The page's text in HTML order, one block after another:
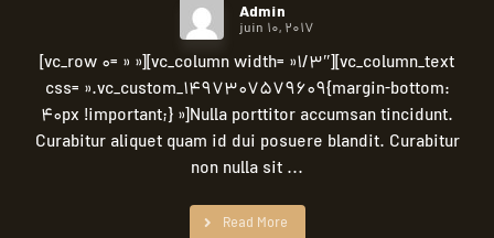
Admin
juin 10, 2017
[vc_row 0= » »][vc_column width= »1/3″][vc_column_text
css= ».vc_custom_1497307579609{margin-bottom:
40px !important;} »]Nulla porttitor accumsan tincidunt.
Curabitur aliquet quam id dui posuere blandit. Curabitur
non nulla sit ...
Read More